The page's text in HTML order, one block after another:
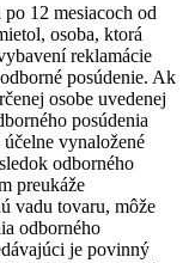
12 mesiacoch od
osoba, ktorá
reklamácie
posúdenie. Ak
osobe uvedenej
posúdenia
vynaložené
odborného
preukáže
vadu tovaru, môže
odborného
je povinný